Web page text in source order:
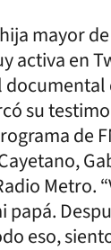
mayor
activa en
documental
su
de
Metro.
papá.
eso,